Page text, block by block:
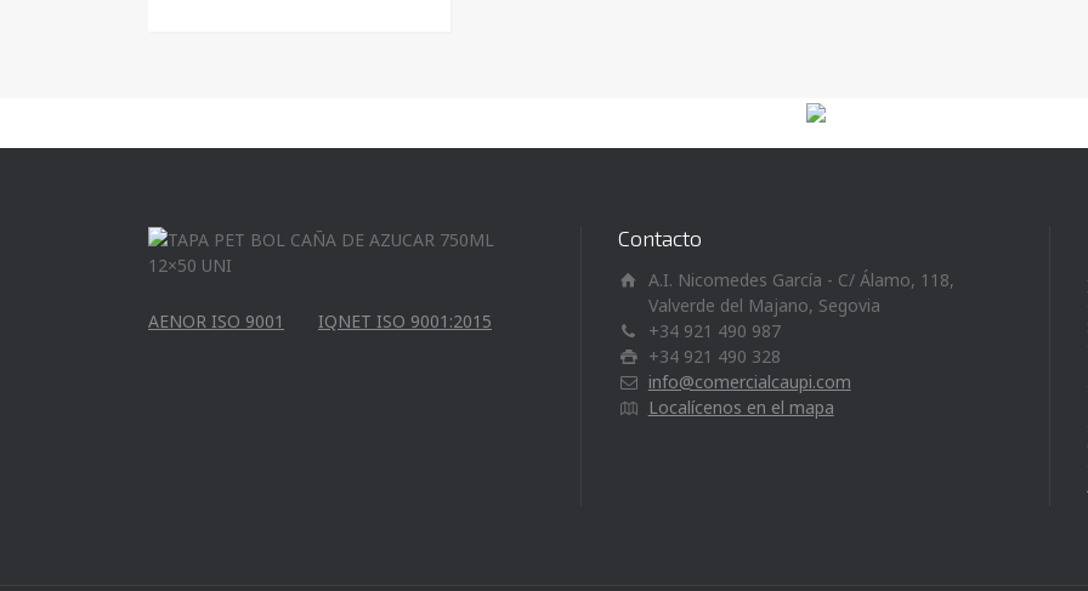
AENOR ISO 9001 IQNET ISO 9001:2015
Contacto
A.I. Nicomedes García - C/ Álamo, 118,
Valverde del Majano, Segovia
+34 921 490 987
+34 921 490 328
info@comercialcaupi.com
Localícenos en el mapa